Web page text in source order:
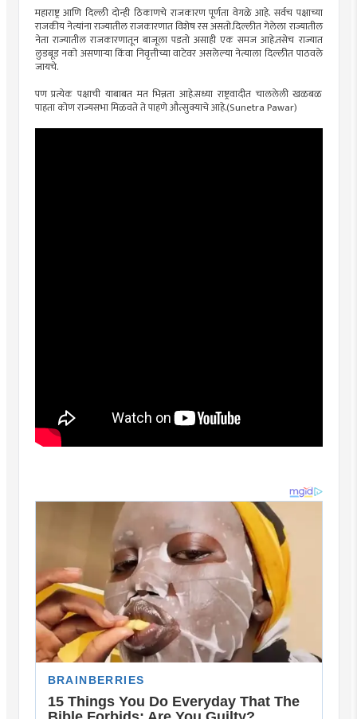
महाराष्ट्र आणि दिल्ली दोन्ही ठिकाणचे राजकारण पूर्णता वेगळे आहे. सर्वच पक्षाच्या
राजकीय नेत्यांना राज्यातील राजकारणात विशेष रस असतो.दिल्लीत गेलेला राज्यातील
नेता राज्यातील राजकारणातून बाजूला पडतो असाही एक समज आहे.तसेच राज्यात
लुडबूड नको असणाऱ्या किंवा निवृत्तीच्या वाटेवर असलेल्या नेत्याला दिल्लीत पाठवले
जायचे.
पण प्रत्येक पक्षाची याबाबत मत भिन्नता आहे.सध्या राष्ट्रवादीत चाललेली खळबळ
पाहता कोण राज्यसभा मिळवते ते पाहणे औत्सुक्याचे आहे.(Sunetra Pawar)